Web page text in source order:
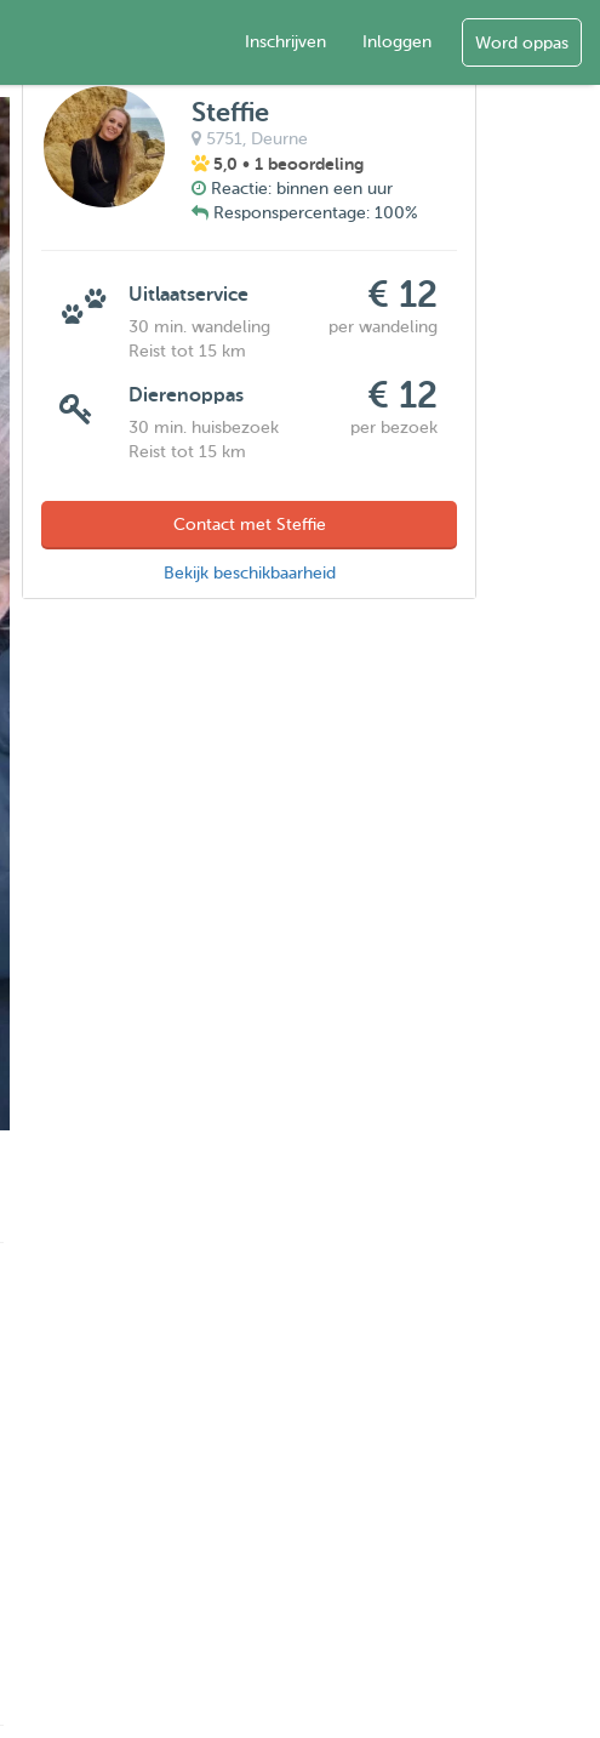
Inschrijven Inloggen Word oppas
Steffie
5751, Deurne
5,0 • 1 beoordeling
Reactie: binnen een uur
Responspercentage: 100%
Uitlaatservice € 12
30 min. wandeling
per wandeling
Reist tot 15 km
Dierenoppas € 12
30 min. huisbezoek
per bezoek
Reist tot 15 km
Contact met Steffie
Bekijk beschikbaarheid